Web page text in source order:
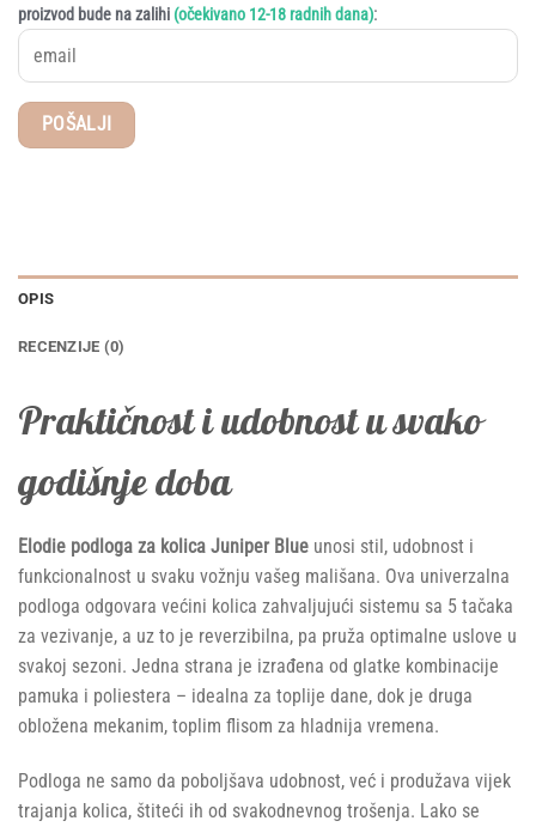
proizvod bude na zalihi (očekivano 12-18 radnih dana):
OPIS
RECENZIJE (0)
Praktičnost i udobnost u svako
godišnje doba
Elodie podloga za kolica Juniper Blue unosi stil, udobnost i
funkcionalnost u svaku vožnju vašeg mališana. Ova univerzalna
podloga odgovara većini kolica zahvaljujući sistemu sa 5 tačaka
za vezivanje, a uz to je reverzibilna, pa pruža optimalne uslove u
svakoj sezoni. Jedna strana je izrađena od glatke kombinacije
pamuka i poliestera – idealna za toplije dane, dok je druga
obložena mekanim, toplim flisom za hladnija vremena.
Podloga ne samo da poboljšava udobnost, već i produžava vijek
trajanja kolica, štiteći ih od svakodnevnog trošenja. Lako se